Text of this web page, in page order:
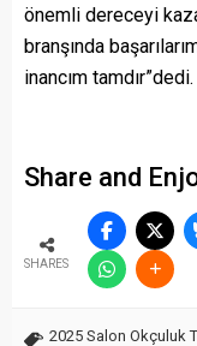
önemli dereceyi
branşında
inancım tamdır”dedi.
Share and
SHARES
2025 Salon Okçuluk